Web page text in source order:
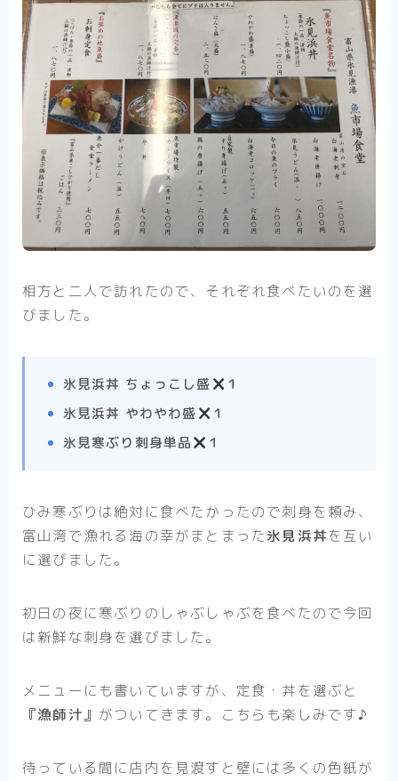
相方と二人で訪れたので、それぞれ食べたいのを選
びました。
氷見浜丼 ちょっこし盛
１
氷見浜丼 やわやわ盛
１
氷見寒ぶり刺身単品
１
ひみ寒ぶりは絶対に食べたかったので刺身を頼み、
富山湾で漁れる海の幸がまとまった氷見浜丼を互い
に選びました。
初日の夜に寒ぶりのしゃぶしゃぶを食べたので今回
は新鮮な刺身を選びました。
メニューにも書いていますが、 定食・丼を選ぶと
『漁師汁』 がついてきます。こちらも楽しみです♪
待っている間に店内を見渡すと壁には多くの色紙が